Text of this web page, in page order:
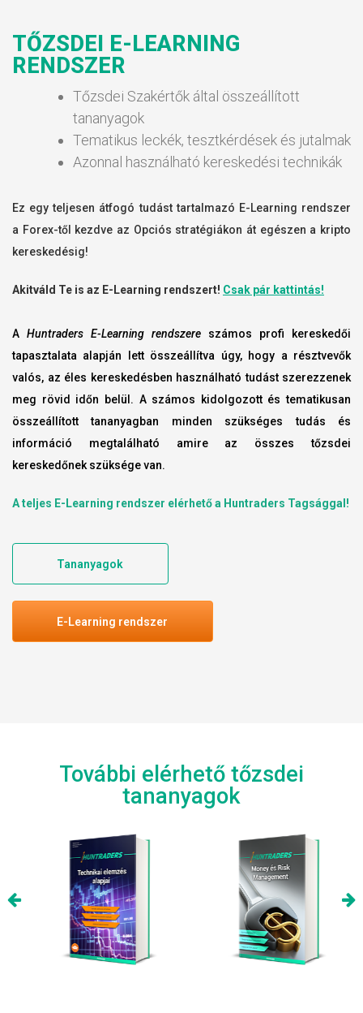
TŐZSDEI E-LEARNING
RENDSZER
Tőzsdei Szakértők által összeállított
tananyagok
Tematikus leckék, tesztkérdések és jutalmak
Azonnal használható kereskedési technikák
Ez egy teljesen átfogó tudást tartalmazó E-Learning rendszer
a Forex-től kezdve az Opciós stratégiákon át egészen a kripto
kereskedésig!
Akitváld Te is az E-Learning rendszert! Csak pár kattintás!
A Huntraders E-Learning rendszere számos profi kereskedői
tapasztalata alapján lett összeállítva úgy, hogy a résztvevők
valós, az éles kereskedésben használható tudást szerezzenek
meg rövid időn belül. A számos kidolgozott és tematikusan
összeállított tananyagban minden szükséges tudás és
információ megtalálható amire az összes tőzsdei
kereskedőnek szüksége van.
A teljes E-Learning rendszer elérhető a Huntraders Tagsággal!
Tananyagok
E-Learning rendszer
További elérhető tőzsdei
tananyagok